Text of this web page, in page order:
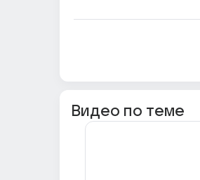
Видео по теме